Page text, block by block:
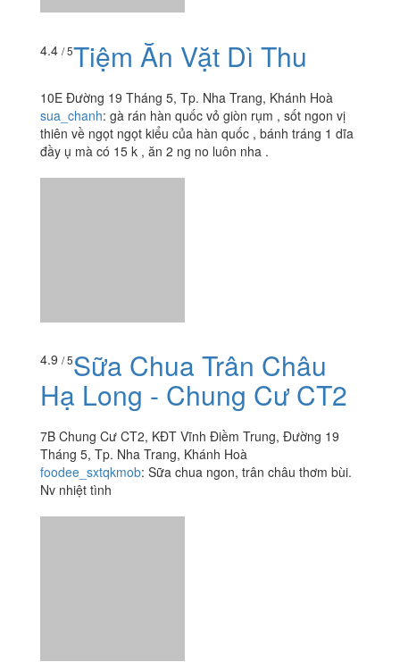
4.4/ 5Tiệm Ăn Vặt Dì Thu
10E Đường 19 Tháng 5, Tp. Nha Trang, Khánh Hoà
4.9/ 5Sữa Chua Trân Châu
Hạ Long - Chung Cư CT2
7B Chung Cư CT2, KĐT Vĩnh Điềm Trung, Đường 19